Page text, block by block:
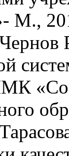
М.,